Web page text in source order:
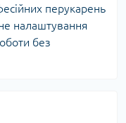
перукарень
налаштування
без